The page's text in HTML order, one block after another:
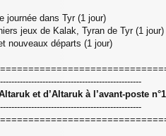
journée dans Tyr (1 jour)
jeux de Kalak, Tyran de Tyr (1 jour)
nouveaux départs (1 jour)
et d’Altaruk à l’avant-poste